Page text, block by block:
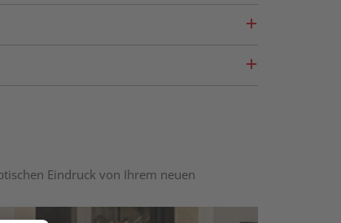
Eindruck von Ihrem neuen